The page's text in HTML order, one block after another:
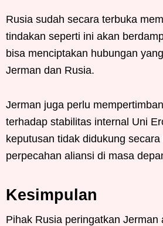
Rusia sudah secara terbuka
tindakan seperti ini akan
bisa menciptakan hubungan
Jerman dan Rusia.
Jerman juga perlu
terhadap stabilitas internal Uni
keputusan tidak didukung
perpecahan aliansi di masa
Kesimpulan
Pihak Rusia peringatkan Jerman